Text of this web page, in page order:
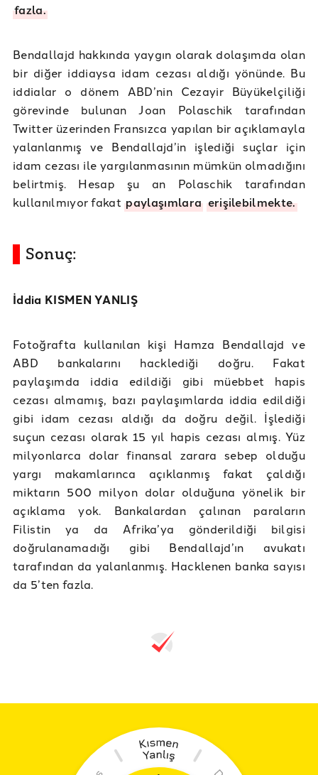
fazla.
Bendallajd hakkında yaygın olarak dolaşımda olan
bir diğer iddiaysa idam cezası aldığı yönünde. Bu
iddialar o dönem ABD’nin Cezayir Büyükelçiliği
görevinde bulunan Joan Polaschik tarafından
Twitter üzerinden Fransızca yapılan bir açıklamayla
yalanlanmış ve Bendallajd’in işlediği suçlar için
idam cezası ile yargılanmasının mümkün olmadığını
belirtmiş. Hesap şu an Polaschik tarafından
kullanılmıyor fakatpaylaşımlara erişilebilmekte.
Sonuç:
İddia KISMEN YANLIŞ
Fotoğrafta kullanılan kişi Hamza Bendallajd ve
ABD bankalarını hacklediği doğru. Fakat
paylaşımda iddia edildiği gibi müebbet hapis
cezası almamış, bazı paylaşımlarda iddia edildiği
gibi idam cezası aldığı da doğru değil. İşlediği
suçun cezası olarak 15 yıl hapis cezası almış. Yüz
milyonlarca dolar finansal zarara sebep olduğu
yargı makamlarınca açıklanmış fakat çaldığı
miktarın 500 milyon dolar olduğuna yönelik bir
açıklama yok. Bankalardan çalınan paraların
Filistin ya da Afrika’ya gönderildiği bilgisi
doğrulanamadığı gibi Bendallajd’ın avukatı
tarafından da yalanlanmış. Hacklenen banka sayısı
da 5’ten fazla.